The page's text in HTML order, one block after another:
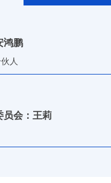
鸿鹏
人
员会：王莉